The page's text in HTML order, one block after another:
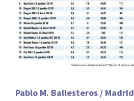
Pablo M. Ballesteros / Madrid